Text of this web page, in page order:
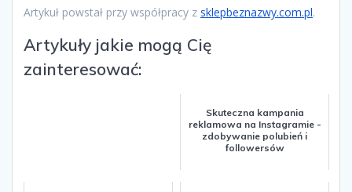
Artykuł powstał przy współpracy z sklepbeznazwy.com.pl.
Artykuły jakie mogą Cię
zainteresować:
Skuteczna kampania
reklamowa na Instagramie -
zdobywanie polubień i
followersów